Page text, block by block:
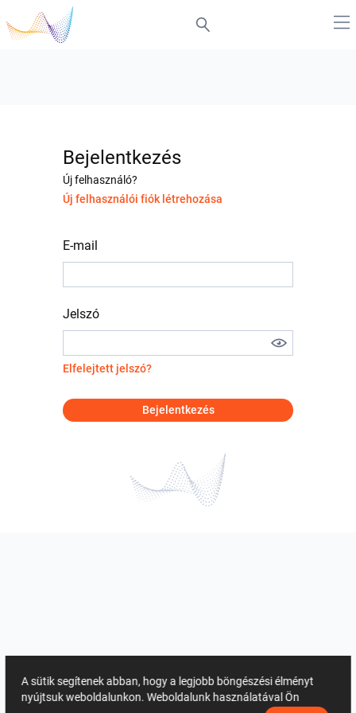
Bejelentkezés
Új felhasználó?
Új felhasználói fiók létrehozása
E-mail
Jelszó
Elfelejtett jelszó?
Bejelentkezés
A sütik segítenek abban, hogy a legjobb böngészési élményt
nyújtsuk weboldalunkon. Weboldalunk használatával Ön